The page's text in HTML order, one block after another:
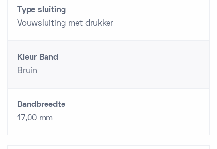
Type sluiting
Vouwsluiting met drukker
Kleur Band
Bruin
Bandbreedte
17,00 mm